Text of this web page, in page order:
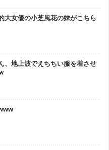
大女優の小芝風花の妹がこちら
、地上波でえちちい服を着させ